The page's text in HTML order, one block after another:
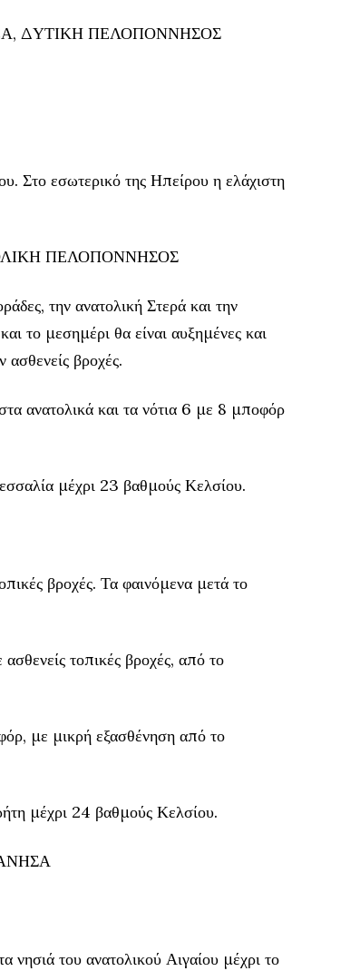
ΔΥΤΙΚΗ ΠΕΛΟΠΟΝΝΗΣΟΣ
Στο εσωτερικό της Ηπείρου η ελάχιστη
ΠΕΛΟΠΟΝΝΗΣΟΣ
την ανατολική Στερά και την
το μεσημέρι θα είναι αυξημένες και
βροχές.
ανατολικά και τα νότια 6 με 8 μποφόρ
μέχρι 23 βαθμούς Κελσίου.
βροχές. Τα φαινόμενα μετά το
τοπικές βροχές, από το
με μικρή εξασθένηση από το
μέχρι 24 βαθμούς Κελσίου.
νησιά του ανατολικού Αιγαίου μέχρι το